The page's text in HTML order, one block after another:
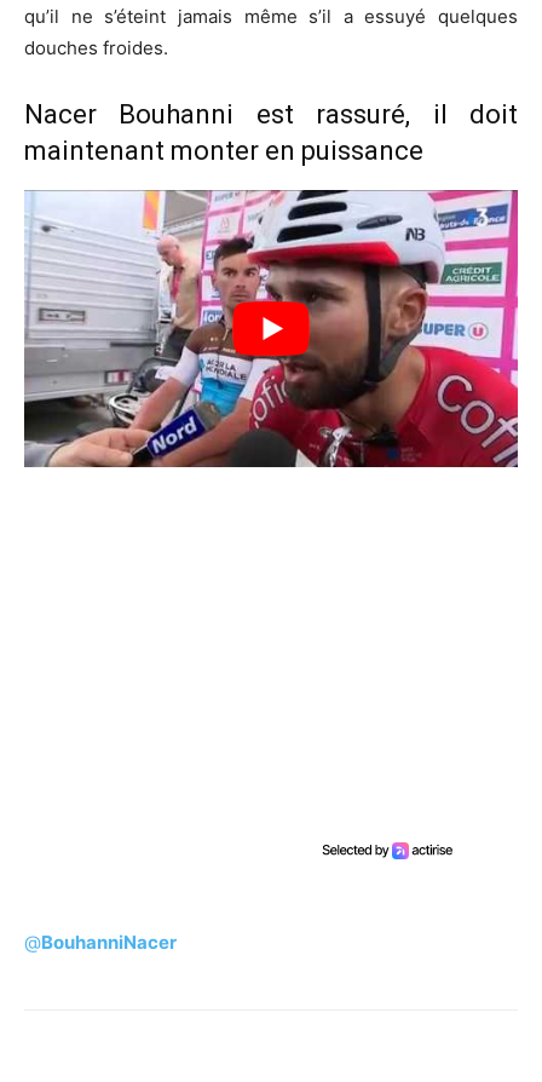
qu’il ne s’éteint jamais même s’il a essuyé quelques
douches froides.
Nacer Bouhanni est rassuré, il doit
maintenant monter en puissance
@BouhanniNacer